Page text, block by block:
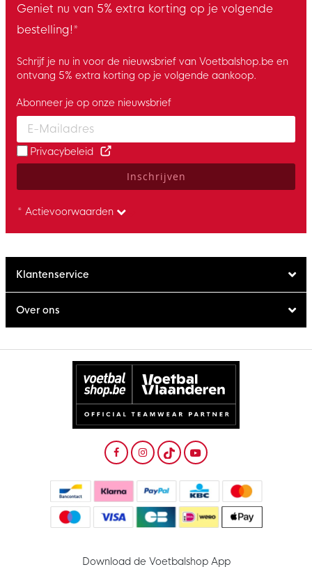
Geniet nu van 5% extra korting op je volgende
bestelling!*
Schrijf je nu in voor de nieuwsbrief van Voetbalshop.be en
ontvang 5% extra korting op je volgende aankoop.
Enter your email and accept the privacy policy to subscribe to
Abonneer je op onze nieuwsbrief
Privacybeleid
Inschrijven
* Actievoorwaarden
Klantenservice
Over ons
Download de Voetbalshop App